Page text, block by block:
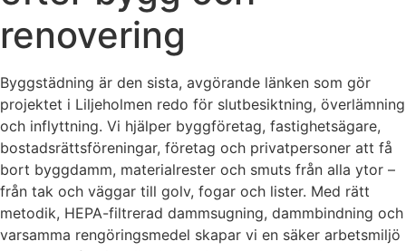
renovering
Byggstädning är den sista, avgörande länken som gör
projektet i Liljeholmen redo för slutbesiktning, överlämning
och inflyttning. Vi hjälper byggföretag, fastighetsägare,
bostadsrättsföreningar, företag och privatpersoner att få
bort byggdamm, materialrester och smuts från alla ytor –
från tak och väggar till golv, fogar och lister. Med rätt
metodik, HEPA-filtrerad dammsugning, dammbindning och
varsamma rengöringsmedel skapar vi en säker arbetsmiljö